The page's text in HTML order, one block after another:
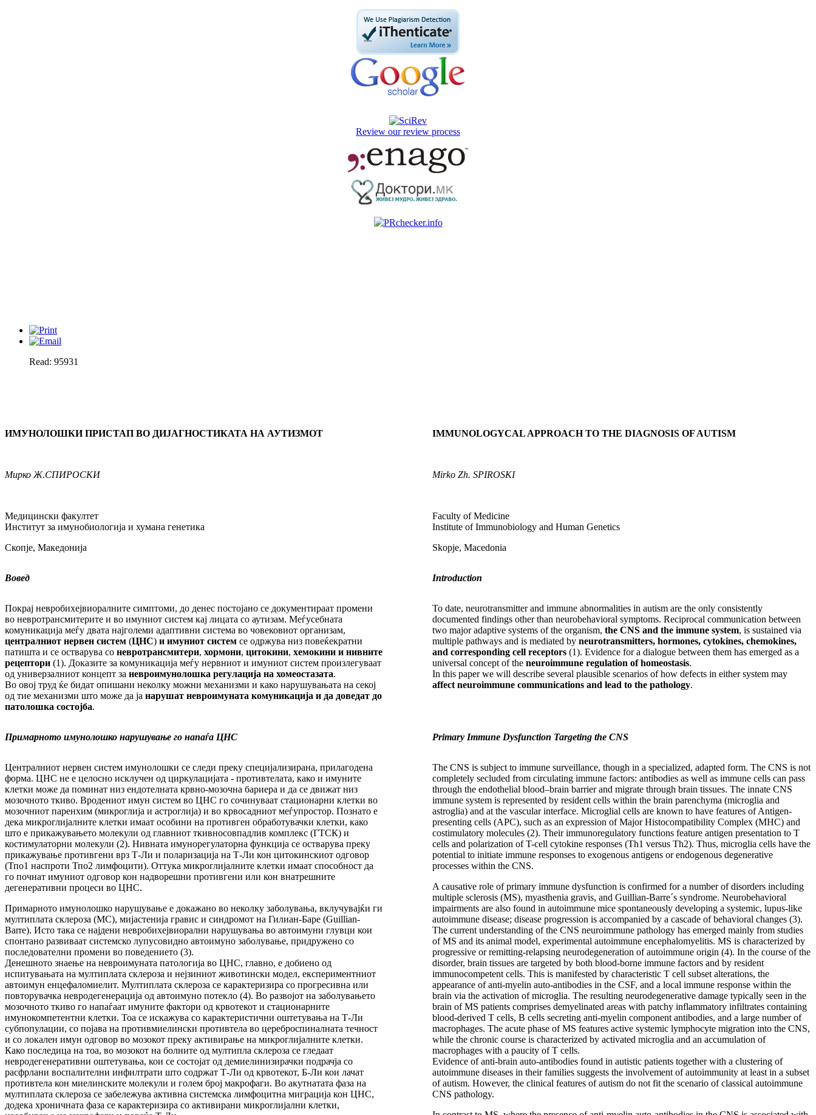
Review our review process
Read: 95931
ИМУНОЛОШКИ ПРИСТАП ВО ДИЈАГНОСТИКАТА НА АУТИЗМОТ
Мирко Ж.СПИРОСКИ
Медицински факултет
Институт за имунобиологија и хумана генетика
Скопје, Македонија
IMMUNOLOGYCAL APPROACH TO THE DIAGNOSIS OF AUTISM
Mirko Zh. SPIROSKI
Faculty of Medicine
Institute of Immunobiology and Human Genetics
Skopje, Macedonia
Вовед Introduction
Покрај невробихејвиоралните симптоми, до денес постојано се документираат промени
во невротрансмитерите и во имуниот систем кај лицата со аутизам. Меѓусебната
комуникација меѓу двата најголеми адаптивни система во човековиот организам,
централниот нервен систем (ЦНС) и имуниот систем се одржува низ повеќекратни
патишта и се остварува со невротрансмитери, хормони, цитокини, хемокини и нивните
рецептори (1). Доказите за комуникација меѓу нервниот и имуниот систем произлегуваат
од универзалниот концепт за невроимунолошка регулација на хомеостазата.
Во овој труд ќе бидат опишани неколку можни механизми и како нарушувањата на секој
од тие механизми што може да ја нарушат невроимуната комуникација и да доведат до
патолошка состојба.
To date, neurotransmitter and immune abnormalities in autism are the only consistently
documented findings other than neurobehavioral symptoms. Reciprocal communication between
two major adaptive systems of the organism, the CNS and the immune system, is sustained via
multiple pathways and is mediated by neurotransmitters, hormones, cytokines, chemokines,
and corresponding cell receptors (1). Evidence for a dialogue between them has emerged as a
universal concept of the neuroimmune regulation of homeostasis.
In this paper we will describe several plausible scenarios of how defects in either system may
affect neuroimmune communications and lead to the pathology.
Примарното имунолошко нарушување го напаѓа ЦНС Primary Immune Dysfunction Targeting the CNS
Централниот нервен систем имунолошки се следи преку специјализирана, прилагодена
форма. ЦНС не е целосно исклучен од циркулацијата - противтелата, како и имуните
клетки може да поминат низ ендотелната крвно-мозочна бариера и да се движат низ
мозочното ткиво. Вродениот имун систем во ЦНС го сочинуваат стационарни клетки во
мозочниот паренхим (микроглија и астроглија) и во крвосадниот меѓупростор. Познато е
дека микроглијалните клетки имаат особини на противген обработувачки клетки, како
што е прикажувањето молекули од главниот ткивносовпадлив комплекс (ГТСК) и
костимулаторни молекули (2). Нивната имунорегулаторна функција се остварува преку
прикажување противгени врз Т-Ли и поларизација на Т-Ли кон цитокинскиот одговор
(Тпо1 наспроти Тпо2 лимфоцити). Оттука микроглијалните клетки имаат способност да
го почнат имуниот одговор кон надворешни противгени или кон внатрешните
дегенеративни процеси во ЦНС.
Примарното имунолошко нарушување е докажано во неколку заболувања, вклучувајќи ги
мултиплата склероза (МС), мијастенија гравис и синдромот на Гилиан-Баре (Guillian-
Barre). Исто така се најдени невробихејвиорални нарушувања во автоимуни глувци кои
спонтано развиваат системско лупусовидно автоимуно заболување, придружено со
последователни промени во поведението (3).
Денешното знаење на невроимуната патологија во ЦНС, главно, е добиено од
испитувањата на мултиплата склероза и нејзиниот животински модел, експериментниот
автоимун енцефаломиелит. Мултиплата склероза се карактеризира со прогресивна или
повторувачка невродегенерација од автоимуно потекло (4). Во развојот на заболувањето
мозочното ткиво го напаѓаат имуните фактори од крвотекот и стационарните
имунокомпетентни клетки. Тоа се искажува со карактеристични оштетувања на Т-Ли
субпопулации, со појава на противмиелински противтела во цереброспиналната течност
и со локален имун одговор во мозокот преку активирање на микроглијалните клетки.
Како последица на тоа, во мозокот на болните од мултипла склероза се гледаат
невродегенеративни оштетувања, кои се состојат од демиелинизирачки подрачја со
расфрлани воспалителни инфилтрати што содржат Т-Ли од крвотекот, Б-Ли кои лачат
противтела кон миелинските молекули и голем број макрофаги. Во акутнатата фаза на
мултиплата склероза се забележува активна системска лимфоцитна миграција кон ЦНС,
додека хроничната фаза се карактеризира со активирани микроглијални клетки,
The CNS is subject to immune surveillance, though in a specialized, adapted form. The CNS is not
completely secluded from circulating immune factors: antibodies as well as immune cells can pass
through the endothelial blood–brain barrier and migrate through brain tissues. The innate CNS
immune system is represented by resident cells within the brain parenchyma (microglia and
astroglia) and at the vascular interface. Microglial cells are known to have features of Antigen-
presenting cells (APC), such as an expression of Major Histocompatibility Complex (MHC) and
costimulatory molecules (2). Their immunoregulatory functions feature antigen presentation to T
cells and polarization of T-cell cytokine responses (Th1 versus Th2). Thus, microglia cells have the
potential to initiate immune responses to exogenous antigens or endogenous degenerative
processes within the CNS.
A causative role of primary immune dysfunction is confirmed for a number of disorders including
multiple sclerosis (MS), myasthenia gravis, and Guillian-Barre´s syndrome. Neurobehavioral
impairments are also found in autoimmune mice spontaneously developing a systemic, lupus-like
autoimmune disease; disease progression is accompanied by a cascade of behavioral changes (3).
The current understanding of the CNS neuroimmune pathology has emerged mainly from studies
of MS and its animal model, experimental autoimmune encephalomyelitis. MS is characterized by
progressive or remitting-relapsing neurodegeneration of autoimmune origin (4). In the course of the
disorder, brain tissues are targeted by both blood-borne immune factors and by resident
immunocompetent cells. This is manifested by characteristic T cell subset alterations, the
appearance of anti-myelin auto-antibodies in the CSF, and a local immune response within the
brain via the activation of microglia. The resulting neurodegenerative damage typically seen in the
brain of MS patients comprises demyelinated areas with patchy inflammatory infiltrates containing
blood-derived T cells, B cells secreting anti-myelin component antibodies, and a large number of
macrophages. The acute phase of MS features active systemic lymphocyte migration into the CNS,
while the chronic course is characterized by activated microglia and an accumulation of
macrophages with a paucity of T cells.
Evidence of anti-brain auto-antibodies found in autistic patients together with a clustering of
autoimmune diseases in their families suggests the involvement of autoimmunity at least in a subset
of autism. However, the clinical features of autism do not fit the scenario of classical autoimmune
CNS pathology.